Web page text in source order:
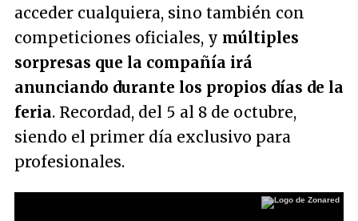
acceder cualquiera, sino también con
competiciones oficiales, y múltiples
sorpresas que la compañía irá
anunciando durante los propios días de la
feria. Recordad, del 5 al 8 de octubre,
siendo el primer día exclusivo para
profesionales.